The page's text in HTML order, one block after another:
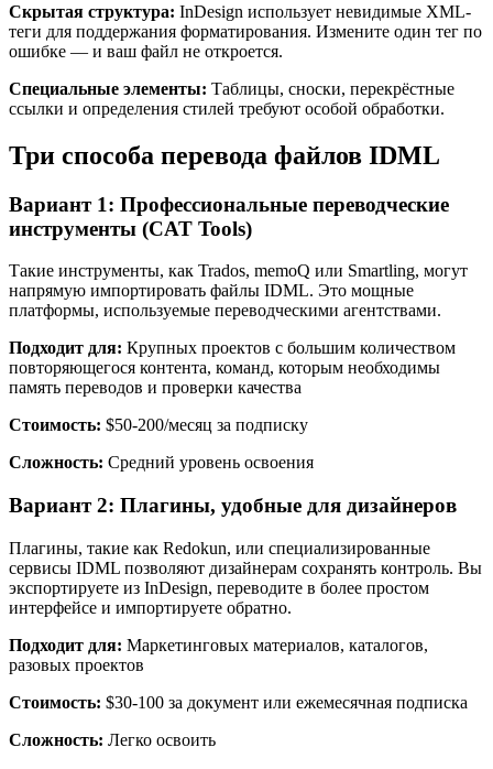
Скрытая структура: InDesign использует невидимые XML-
теги для поддержания форматирования. Измените один тег по
ошибке — и ваш файл не откроется.
Специальные элементы: Таблицы, сноски, перекрёстные
ссылки и определения стилей требуют особой обработки.
Три способа перевода файлов IDML
Вариант 1: Профессиональные переводческие
инструменты (CAT Tools)
Такие инструменты, как Trados, memoQ или Smartling, могут
напрямую импортировать файлы IDML. Это мощные
платформы, используемые переводческими агентствами.
Подходит для: Крупных проектов с большим количеством
повторяющегося контента, команд, которым необходимы
память переводов и проверки качества
Стоимость: $50-200/месяц за подписку
Сложность: Средний уровень освоения
Вариант 2: Плагины, удобные для дизайнеров
Плагины, такие как Redokun, или специализированные
сервисы IDML позволяют дизайнерам сохранять контроль. Вы
экспортируете из InDesign, переводите в более простом
интерфейсе и импортируете обратно.
Подходит для: Маркетинговых материалов, каталогов,
разовых проектов
Стоимость: $30-100 за документ или ежемесячная подписка
Сложность: Легко освоить